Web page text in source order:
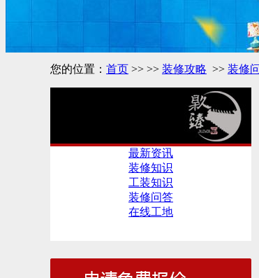
您的位置： 首页 >> >> 装修攻略 >> 装修
最新资讯
装修知识
工装知识
装修问答
在线工地